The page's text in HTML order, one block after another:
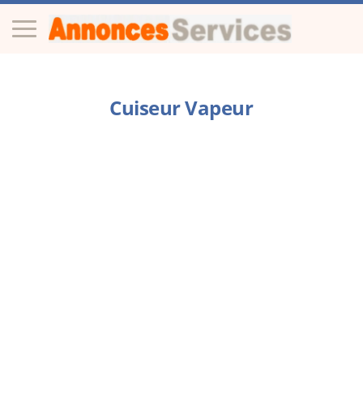
Cuiseur Vapeur